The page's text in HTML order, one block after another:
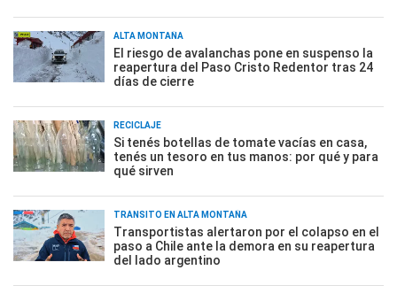
ALTA MONTAÑA
El riesgo de avalanchas pone en suspenso la
reapertura del Paso Cristo Redentor tras 24
días de cierre
RECICLAJE
Si tenés botellas de tomate vacías en casa,
tenés un tesoro en tus manos: por qué y para
qué sirven
TRÁNSITO EN ALTA MONTAÑA
Transportistas alertaron por el colapso en el
paso a Chile ante la demora en su reapertura
del lado argentino